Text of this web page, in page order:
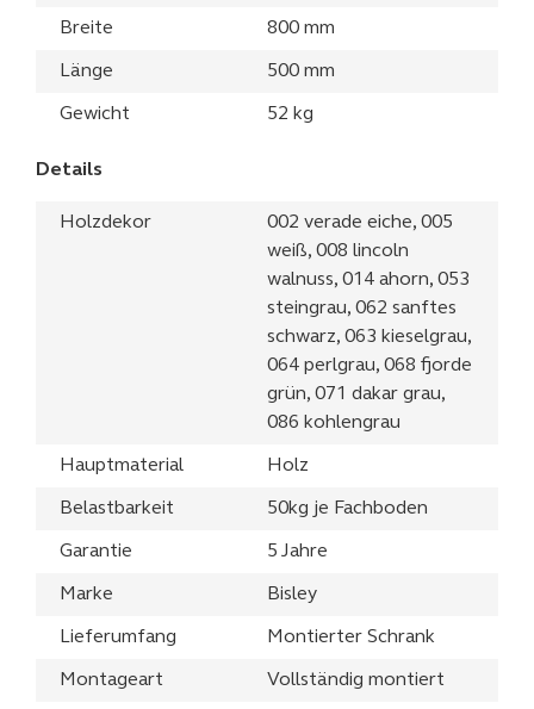
Breite 800 mm
Länge 500 mm
Gewicht 52 kg
Details
Holzdekor
002 verade eiche, 005
weiß, 008 lincoln
walnuss, 014 ahorn, 053
steingrau, 062 sanftes
schwarz, 063 kieselgrau,
064 perlgrau, 068 fjorde
grün, 071 dakar grau,
086 kohlengrau
Hauptmaterial Holz
Belastbarkeit 50kg je Fachboden
Garantie 5 Jahre
Marke Bisley
Lieferumfang Montierter Schrank
Montageart Vollständig montiert